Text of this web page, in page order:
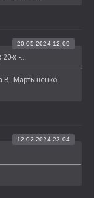
х -...
20.05.2024 12:09
В. Мартыненко
12.02.2024 23:04